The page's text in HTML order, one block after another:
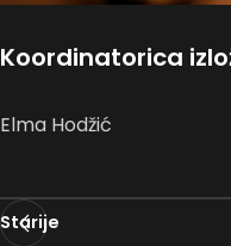
Koordinatorica
Elma Hodžić
Starije